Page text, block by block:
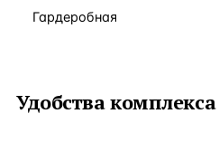
Гардеробная
Удобства комплекса